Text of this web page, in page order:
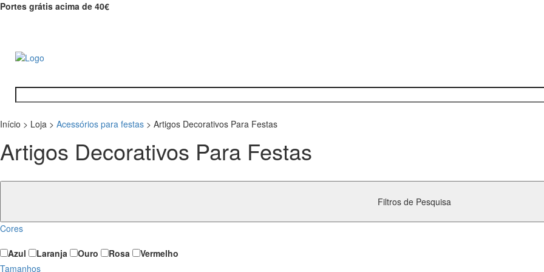
Portes grátis acima de 40€
Início > Loja > Acessórios para festas > Artigos Decorativos Para Festas
Artigos Decorativos Para Festas
Filtros de Pesquisa
Cores
Azul Laranja Ouro Rosa
Vermelho
Tamanhos